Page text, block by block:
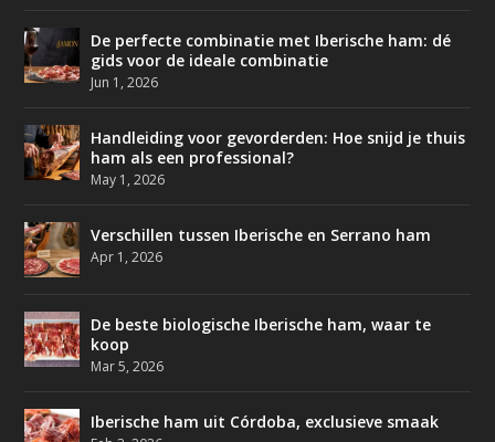
De perfecte combinatie met Iberische ham: dé
gids voor de ideale combinatie
Jun 1, 2026
Handleiding voor gevorderden: Hoe snijd je thuis
ham als een professional?
May 1, 2026
Verschillen tussen Iberische en Serrano ham
Apr 1, 2026
De beste biologische Iberische ham, waar te
koop
Mar 5, 2026
Iberische ham uit Córdoba, exclusieve smaak